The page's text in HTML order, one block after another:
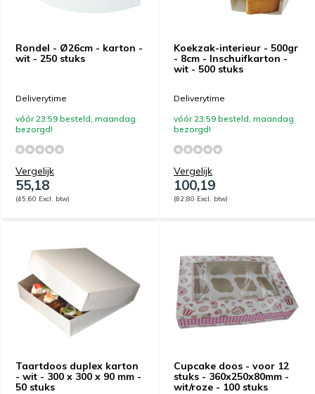
Rondel - Ø26cm - karton -
wit - 250 stuks
Deliverytime
vóór 23:59 besteld, maandag
bezorgd!
Vergelijk
55,18
(45,60 Excl. btw)
Koekzak-interieur - 500gr
- 8cm - Inschuifkarton -
wit - 500 stuks
Deliverytime
vóór 23:59 besteld, maandag
bezorgd!
Vergelijk
100,19
(82,80 Excl. btw)
Taartdoos duplex karton
- wit - 300 x 300 x 90 mm -
50 stuks
Cupcake doos - voor 12
stuks - 360x250x80mm -
wit/roze - 100 stuks